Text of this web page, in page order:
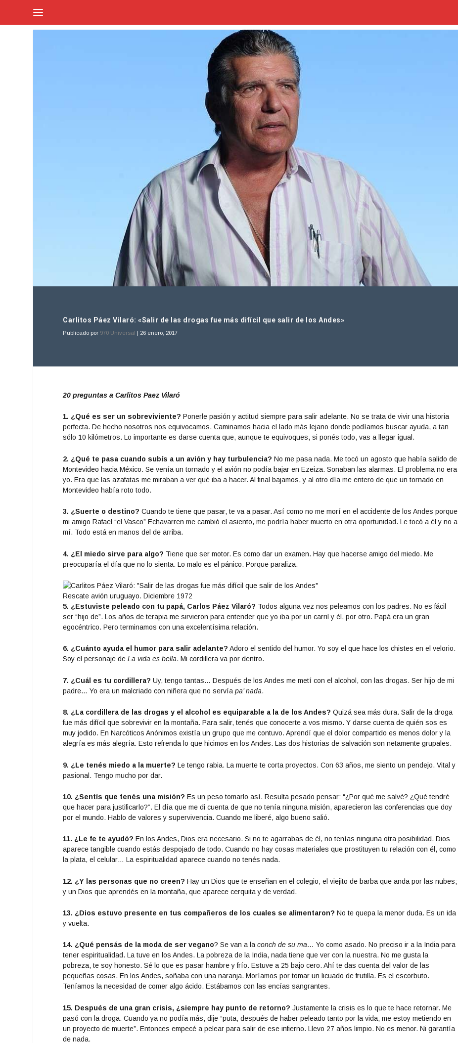
Carlitos Páez Vilaró: «Salir de las drogas fue más difícil que salir de los Andes»
Publicado por 970 Universal | 26 enero, 2017
20 preguntas a Carlitos Paez Vilaró
1. ¿Qué es ser un sobreviviente? Ponerle pasión y actitud siempre para salir adelante. No se trata de vivir una historia
perfecta. De hecho nosotros nos equivocamos. Caminamos hacia el lado más lejano donde podíamos buscar ayuda, a tan
sólo 10 kilómetros. Lo importante es darse cuenta que, aunque te equivoques, si ponés todo, vas a llegar igual.
2. ¿Qué te pasa cuando subís a un avión y hay turbulencia? No me pasa nada. Me tocó un agosto que había salido de
Montevideo hacia México. Se venía un tornado y el avión no podía bajar en Ezeiza. Sonaban las alarmas. El problema no era
yo. Era que las azafatas me miraban a ver qué iba a hacer. Al final bajamos, y al otro día me entero de que un tornado en
Montevideo había roto todo.
3. ¿Suerte o destino? Cuando te tiene que pasar, te va a pasar. Así como no me morí en el accidente de los Andes porque
mi amigo Rafael “el Vasco” Echavarren me cambió el asiento, me podría haber muerto en otra oportunidad. Le tocó a él y no a
mí. Todo está en manos del de arriba.
4. ¿El miedo sirve para algo? Tiene que ser motor. Es como dar un examen. Hay que hacerse amigo del miedo. Me
preocuparía el día que no lo sienta. Lo malo es el pánico. Porque paraliza.
Rescate avión uruguayo. Diciembre 1972
5. ¿Estuviste peleado con tu papá, Carlos Páez Vilaró? Todos alguna vez nos peleamos con los padres. No es fácil
ser “hijo de”. Los años de terapia me sirvieron para entender que yo iba por un carril y él, por otro. Papá era un gran
egocéntrico. Pero terminamos con una excelentísima relación.
6. ¿Cuánto ayuda el humor para salir adelante? Adoro el sentido del humor. Yo soy el que hace los chistes en el velorio.
Soy el personaje deLa vida es bella. Mi cordillera va por dentro.
7. ¿Cuál es tu cordillera? Uy, tengo tantas… Después de los Andes me metí con el alcohol, con las drogas. Ser hijo de mi
padre… Yo era un malcriado con niñera que no servíapa’ nada.
8. ¿La cordillera de las drogas y el alcohol es equiparable a la de los Andes? Quizá sea más dura. Salir de la droga
fue más difícil que sobrevivir en la montaña. Para salir, tenés que conocerte a vos mismo. Y darse cuenta de quién sos es
muy jodido. En Narcóticos Anónimos existía un grupo que me contuvo. Aprendí que el dolor compartido es menos dolor y la
alegría es más alegría. Esto refrenda lo que hicimos en los Andes. Las dos historias de salvación son netamente grupales.
9. ¿Le tenés miedo a la muerte? Le tengo rabia. La muerte te corta proyectos. Con 63 años, me siento un pendejo. Vital y
pasional. Tengo mucho por dar.
10. ¿Sentís que tenés una misión? Es un peso tomarlo así. Resulta pesado pensar: “¿Por qué me salvé? ¿Qué tendré
que hacer para justificarlo?”. El día que me di cuenta de que no tenía ninguna misión, aparecieron las conferencias que doy
por el mundo. Hablo de valores y supervivencia. Cuando me liberé, algo bueno salió.
11. ¿Le fe te ayudó? En los Andes, Dios era necesario. Si no te agarrabas de él, no tenías ninguna otra posibilidad. Dios
aparece tangible cuando estás despojado de todo. Cuando no hay cosas materiales que prostituyen tu relación con él, como
la plata, el celular… La espiritualidad aparece cuando no tenés nada.
12. ¿Y las personas que no creen? Hay un Dios que te enseñan en el colegio, el viejito de barba que anda por las nubes;
y un Dios que aprendés en la montaña, que aparece cerquita y de verdad.
13. ¿Dios estuvo presente en tus compañeros de los cuales se alimentaron? No te quepa la menor duda. Es un ida
y vuelta.
14. ¿Qué pensás de la moda de ser vegano? Se van a laconch de su ma… Yo como asado. No preciso ir a la India para
tener espiritualidad. La tuve en los Andes. La pobreza de la India, nada tiene que ver con la nuestra. No me gusta la
pobreza, te soy honesto. Sé lo que es pasar hambre y frío. Estuve a 25 bajo cero. Ahí te das cuenta del valor de las
pequeñas cosas. En los Andes, soñaba con una naranja. Moríamos por tomar un licuado de frutilla. Es el escorbuto.
Teníamos la necesidad de comer algo ácido. Estábamos con las encías sangrantes.
15. Después de una gran crisis, ¿siempre hay punto de retorno? Justamente la crisis es lo que te hace retornar. Me
pasó con la droga. Cuando ya no podía más, dije “puta, después de haber peleado tanto por la vida, me estoy metiendo en
un proyecto de muerte”. Entonces empecé a pelear para salir de ese infierno. Llevo 27 años limpio. No es menor. Ni garantía
de nada.